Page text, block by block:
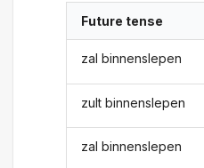
Future tense
zal binnenslepen
zult binnenslepen
zal binnenslepen